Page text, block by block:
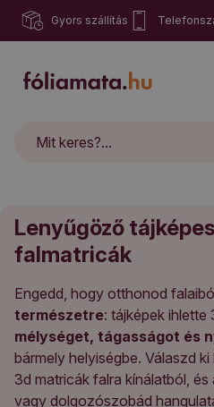
Gyors szállítás
Lenyűgöző
falmatricák
Engedd, hogy otthonod
természetre: tájképek ihlette
mélységet, tágasságot és
bármely helyiségbe. Válaszd
3d matricák falra kínálatból, és
vagy dolgozószobád